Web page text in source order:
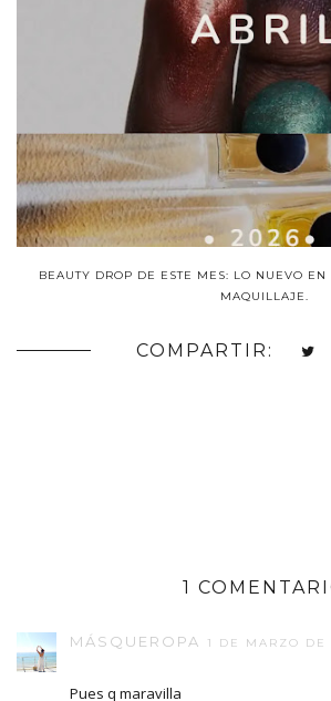
BEAUTY DROP DE ESTE MES: LO NUEVO
MAQUILLAJE.
COMPARTIR:
1
MÁSQUEROPA 1 DE MARZO DE
Pues q maravilla